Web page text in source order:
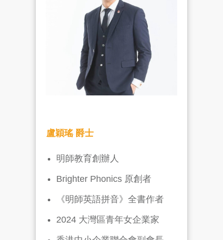
盧穎瑤 爵士
明師教育創辦人
Brighter Phonics 原創者
《明師英語拼音》全書作者
2024 大灣區青年女企業家